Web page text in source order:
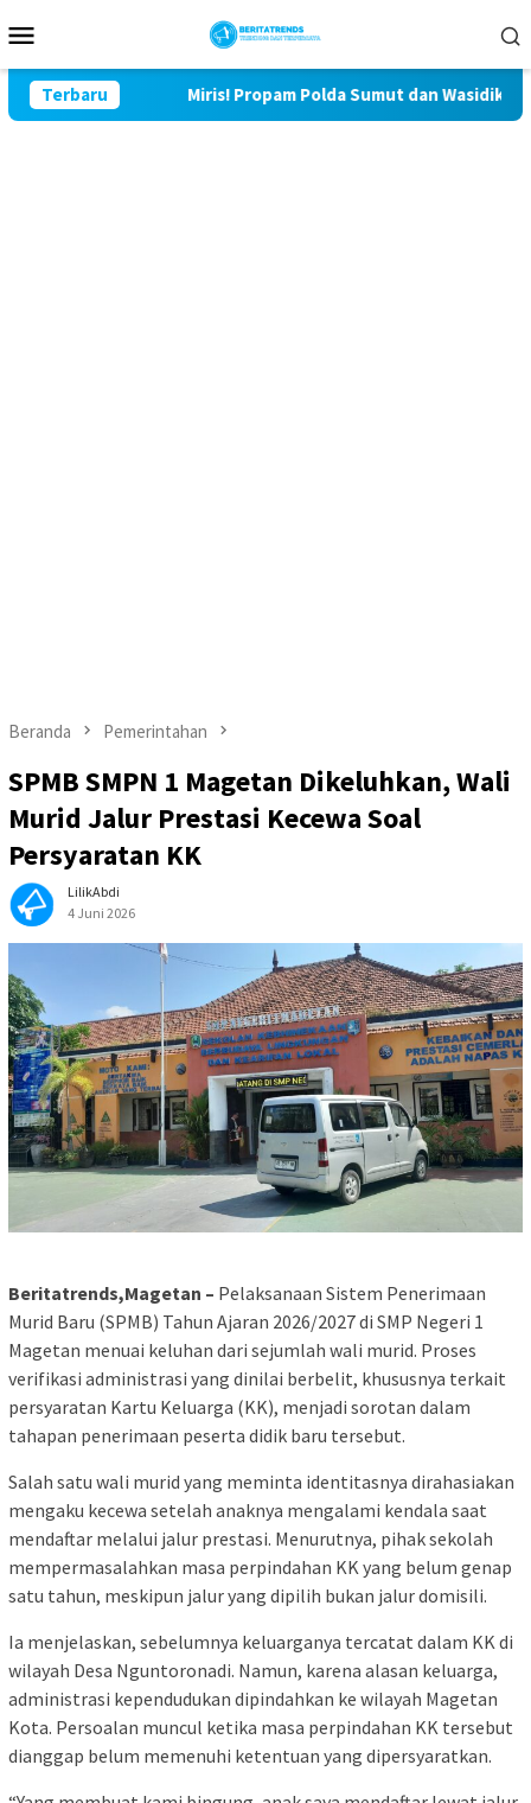
ke
Mobile
Terbaru
Lor Miris! Propam Polda Sumut dan Wasidik
Beranda Pemerintahan
SPMB SMPN 1 Magetan Dikeluhkan, Wali
Murid Jalur Prestasi Kecewa Soal
Persyaratan KK
LilikAbdi
4 Juni 2026
Beritatrends,Magetan – Pelaksanaan Sistem Penerimaan
Murid Baru (SPMB) Tahun Ajaran 2026/2027 di SMP Negeri 1
Magetan menuai keluhan dari sejumlah wali murid. Proses
verifikasi administrasi yang dinilai berbelit, khususnya terkait
persyaratan Kartu Keluarga (KK), menjadi sorotan dalam
tahapan penerimaan peserta didik baru tersebut.
Salah satu wali murid yang meminta identitasnya dirahasiakan
mengaku kecewa setelah anaknya mengalami kendala saat
mendaftar melalui jalur prestasi. Menurutnya, pihak sekolah
mempermasalahkan masa perpindahan KK yang belum genap
satu tahun, meskipun jalur yang dipilih bukan jalur domisili.
Ia menjelaskan, sebelumnya keluarganya tercatat dalam KK di
wilayah Desa Nguntoronadi. Namun, karena alasan keluarga,
administrasi kependudukan dipindahkan ke wilayah Magetan
Kota. Persoalan muncul ketika masa perpindahan KK tersebut
dianggap belum memenuhi ketentuan yang dipersyaratkan.